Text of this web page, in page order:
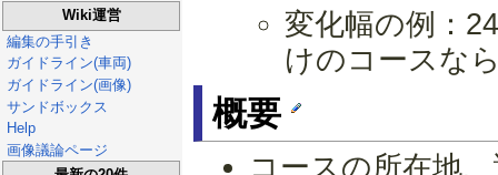
Wiki運営
編集の手引き
ガイドライン(車両)
ガイドライン(画像)
サンドボックス
Help
画像議論ページ
変化幅の例：
けのコースな
概要
コースの所在地